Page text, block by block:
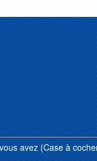
avez (Case à